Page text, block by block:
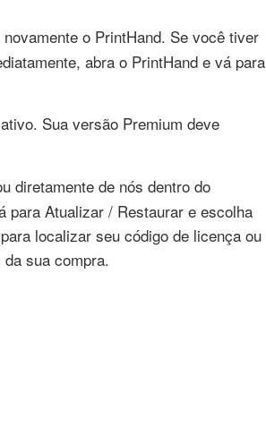
o PrintHand. Se você tiver
abra o PrintHand e vá para
Sua versão Premium deve
diretamente de nós dentro do
para Atualizar / Restaurar e escolha
localizar seu código de licença ou
sua compra.